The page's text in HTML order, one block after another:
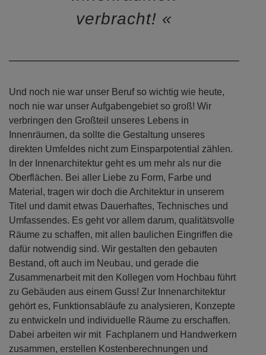
verbracht!
Und noch nie war unser Beruf so wichtig wie heute,
noch nie war unser Aufgabengebiet so groß! Wir
verbringen den Großteil unseres Lebens in
Innenräumen, da sollte die Gestaltung unseres
direkten Umfeldes nicht zum Einsparpotential zählen.
In der Innenarchitektur geht es um mehr als nur die
Oberflächen. Bei aller Liebe zu Form, Farbe und
Material, tragen wir doch die Architektur in unserem
Titel und damit etwas Dauerhaftes, Technisches und
Umfassendes. Es geht vor allem darum, qualitätsvolle
Räume zu schaffen, mit allen baulichen Eingriffen die
dafür notwendig sind. Wir gestalten den gebauten
Bestand, oft auch im Neubau, und gerade die
Zusammenarbeit mit den Kollegen vom Hochbau führt
zu Gebäuden aus einem Guss! Zur Innenarchitektur
gehört es, Funktionsabläufe zu analysieren, Konzepte
zu entwickeln und individuelle Räume zu erschaffen.
Dabei arbeiten wir mit Fachplanern und Handwerkern
zusammen, erstellen Kostenberechnungen und